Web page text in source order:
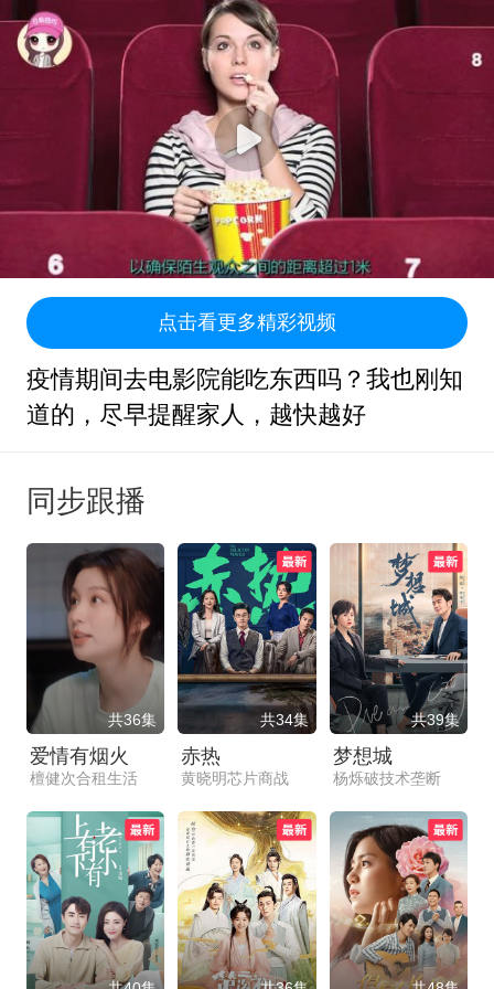
点击看更多精彩视频
疫情期间去电影院能吃东西吗？我也刚知
道的，尽早提醒家人，越快越好
同步跟播
共36集
爱情有烟火
檀健次合租生活
共34集
赤热
黄晓明芯片商战
共39集
梦想城
杨烁破技术垄断